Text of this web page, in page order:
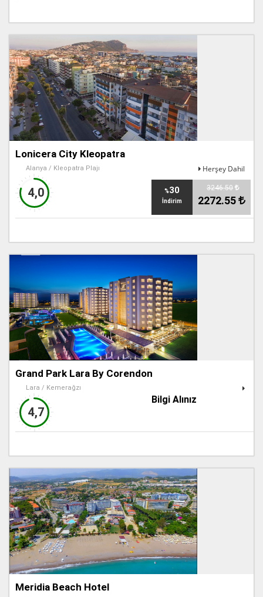
Lonicera City Kleopatra
Alanya / Kleopatra Plajı Herşey Dahil
4,0 %30
İndirim
3246.50
2272.55
Grand Park Lara By Corendon
Lara / Kemerağzı
4,7
Bilgi Alınız
Meridia Beach Hotel